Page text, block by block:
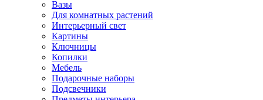
Вазы
Для комнатных растений
Интерьерный свет
Картины
Ключницы
Копилки
Мебель
Подарочные наборы
Подсвечники